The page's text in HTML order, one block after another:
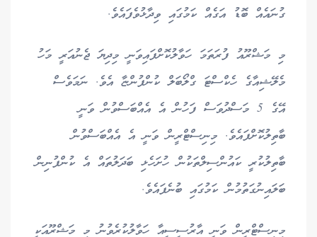
ގުނައެއް ބޮޑު އަގެއް ކަމުގައި ވިދާޅުވެފައެވެ.
މި މަޝްރޫއު ފުރަތަމަ ހަވާލުކޮށްފައިވަނީ މިދިޔަ ޖެނުއަރީ މަހު
މެލޭޝިއާގެ ހެކްސްޓަ ގްލޯބަލް ކުންފުންޏާ އެވެ. ނަމަވެސް
އޭގެ 5 މަސްދުވަސް ފަހުން އެ އެއްބަސްވުން ވަނީ
ބާތިލުކޮށްފައެވެ. މިނިސްޓްރީން ވަނީ އެ އެއްބަސްވުން
ބާތިލުކުރީ ކައުންސިލްތަކުން ހުށަހެޅި ބަދަލުތައް އެ ކުންފުނިން
ބަލައިނުގަތުމުން ކަމުގައި ބުނެފައެވެ.
މިނިސްޓްރީން ވަނީ އާރުސީސީއާ ހަވާލުކުރެވުނު މި މަޝްރޫއަކީ